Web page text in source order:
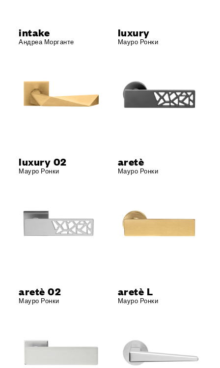
intake
Андреа Морганте
luxury
Мауро Ронки
luxury 02
Мауро Ронки
aretè
Мауро Ронки
aretè 02
Мауро Ронки
aretè L
Мауро Ронки